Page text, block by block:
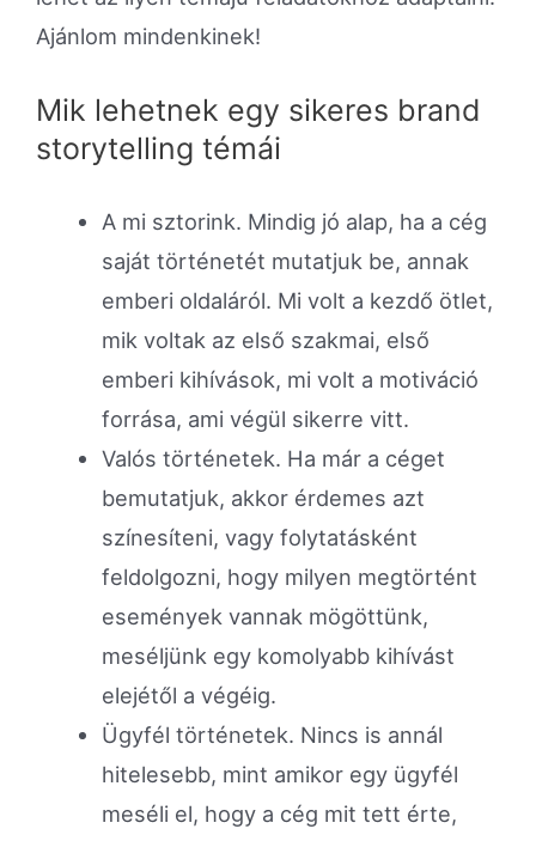
Ajánlom mindenkinek!
Mik lehetnek egy sikeres brand
storytelling témái
A mi sztorink. Mindig jó alap, ha a cég
saját történetét mutatjuk be, annak
emberi oldaláról. Mi volt a kezdő ötlet,
mik voltak az első szakmai, első
emberi kihívások, mi volt a motiváció
forrása, ami végül sikerre vitt.
Valós történetek. Ha már a céget
bemutatjuk, akkor érdemes azt
színesíteni, vagy folytatásként
feldolgozni, hogy milyen megtörtént
események vannak mögöttünk,
meséljünk egy komolyabb kihívást
elejétől a végéig.
Ügyfél történetek. Nincs is annál
hitelesebb, mint amikor egy ügyfél
meséli el, hogy a cég mit tett érte,